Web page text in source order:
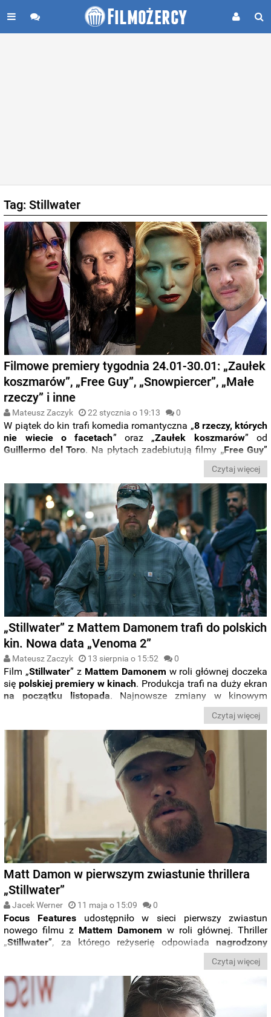
Tag: Stillwater
Filmowe premiery tygodnia 24.01-30.01: „Zaułek
koszmarów”, „Free Guy”, „Snowpiercer”, „Małe
rzeczy” i inne
Mateusz Zaczyk 22 stycznia o 19:13 0
W piątek do kin trafi komedia romantyczna „8 rzeczy, których
nie wiecie o facetach” oraz „Zaułek koszmarów” od
Guillermo del Toro. Na płytach zadebiutują filmy „Free Guy”
dziesięciu pierścieni”, a naNetflix
i trzeci sezon serialu
„Snowpiercer”. Premier nie zabraknie też naHBO GO, gdzie
zobaczymy „Małe rzeczy” zDenzelem Washingtonem, oraz
na Apple TV+ i Prime Video.Jak dokładnie wygląda
kalendarz premierna tydzieńod 24 do 30 stycznia
Sprawdźcie,co obejrzećnaplatformach streamingowych i w
kinachw nowej odsłonie serii „Filmowe premiery tygodnia”.
Czytaj więcej
„Stillwater” z Mattem Damonem trafi do polskich
kin. Nowa data „Venoma 2”
Mateusz Zaczyk 13 sierpnia o 15:52 0
Film „Stillwater” z Mattem Damonem w roli głównej doczeka
się polskiej premiery w kinach. Produkcja trafi na duży ekran
na początku listopada. Najnowsze zmiany w kinowym
United International
ujawniły także nową datę premiery filmu „Venom:
Let There Be Carnage”.
Czytaj więcej
Matt Damon w pierwszym zwiastunie thrillera
„Stillwater”
Jacek Werner 11 maja o 15:09 0
Focus Featuresudostępniło w sieci pierwszy zwiastun
nowego filmu z Mattem Damonem w roli głównej. Thriller
„Stillwater”, za którego reżyserię odpowiadanagrodzony
zadebiutuje na ekranach30 lipca
Czytaj więcej